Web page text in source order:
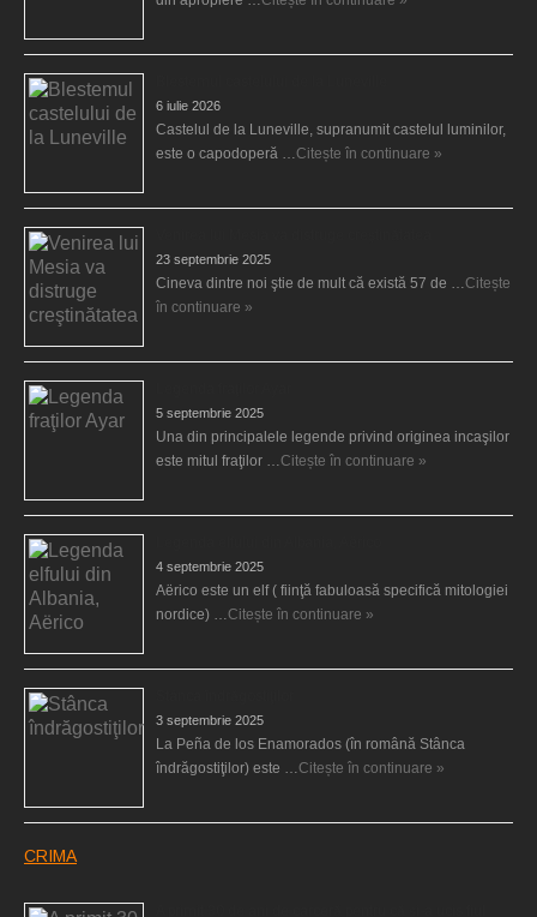
6 iulie 2026
Castelul de la Luneville, supranumit castelul luminilor,
este o capodoperă …Citește în continuare »
23 septembrie 2025
Cineva dintre noi ştie de mult că există 57 de …Citește
în continuare »
5 septembrie 2025
Una din principalele legende privind originea incaşilor
este mitul fraţilor …Citește în continuare »
4 septembrie 2025
Aërico este un elf ( fiinţă fabuloasă specifică mitologiei
nordice) …Citește în continuare »
3 septembrie 2025
La Peña de los Enamorados (în română Stânca
îndrăgostiţilor) este …Citește în continuare »
CRIMA